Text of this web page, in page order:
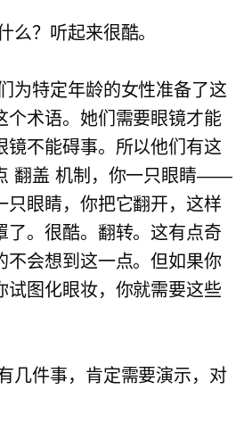
么？听起来很酷。
为特定年龄的女性准备了这
个术语。她们需要眼镜才能
镜不能碍事。所以他们有这
翻盖 机制，你一只眼睛——
只眼睛，你把它翻开，这样
了。很酷。翻转。这有点奇
不会想到这一点。但如果你
试图化眼妆，你就需要这些
几件事，肯定需要演示，对